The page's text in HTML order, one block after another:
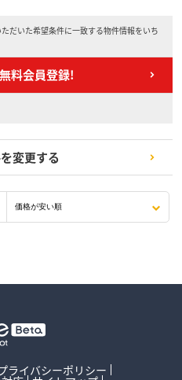
だいた希望条件に一致する物件情報をいち
料会員登録!
変更する
ライバシーポリシー